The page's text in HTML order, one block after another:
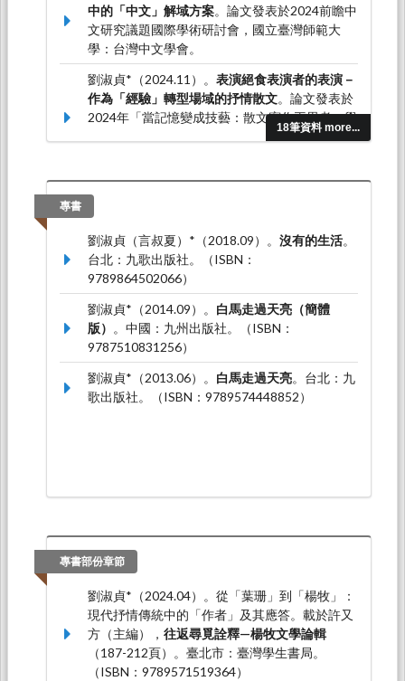
18筆資料 more...
中的「中文」解域方案。論文發表於2024前瞻中
文研究議題國際學術研討會，國立臺灣師範大
學：台灣中文學會。
劉淑貞*（2024.11）。 表演絕食表演者的表演－
作為「經驗」轉型場域的抒情散文。論文發表於
2024年「當記憶變成技藝：散文寫作再思考」學
術工作坊，馬來西亞：蘇丹依德里斯教育大學：
劉淑貞*（2023.12）。「少數文學」的香港實
Chinese Studies Association of Australia，澳
洲：雪梨大學：澳大利亞中國研究中心。
劉淑貞*（2023.01）。「消失」作為方法：九七
回歸後的「我城」書寫－以韓麗珠的寫作為個
案。論文發表於2023 Hawaii international
conference on Chinese studies third Chinese
conference，美國：夏威夷大學：夏威夷大學中
國研究中心。
專書
劉淑貞（言叔夏）*（2018.09）。 沒有的生活。
台北：九歌出版社。（ISBN：
9789864502066）
劉淑貞*（2014.09）。 白馬走過天亮（簡體
版） 。中國：九州出版社。（ISBN：
9787510831256）
劉淑貞*（2013.06）。 白馬走過天亮。台北：九
歌出版社。（ISBN：9789574448852）
專書部份章節
劉淑貞*（2024.04）。從「葉珊」到「楊牧」：
現代抒情傳統中的「作者」及其應答。載於許又
方（主編）， 往返尋覓詮釋—楊牧文學論輯
（187-212頁）。臺北市：臺灣學生書局。
（ISBN：9789571519364）